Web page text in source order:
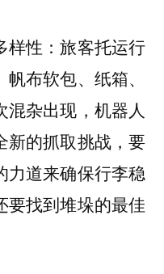
样性：旅客托运行
布软包、纸箱、
杂出现，机器人
新的抓取挑战，要
力道来确保行李稳
要找到堆垛的最佳